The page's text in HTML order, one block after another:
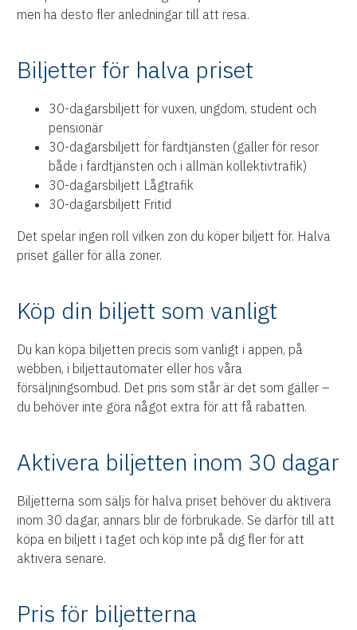
men ha desto fler anledningar till att resa.
Biljetter för halva priset
30-dagarsbiljett för vuxen, ungdom, student och
pensionär
30-dagarsbiljett för färdtjänsten (gäller för resor
både i färdtjänsten och i allmän kollektivtrafik)
30-dagarsbiljett Lågtrafik
30-dagarsbiljett Fritid
Det spelar ingen roll vilken zon du köper biljett för. Halva
priset gäller för alla zoner.
Köp din biljett som vanligt
Du kan köpa biljetten precis som vanligt i appen, på
webben, i biljettautomater eller hos våra
försäljningsombud. Det pris som står är det som gäller –
du behöver inte göra något extra för att få rabatten.
Aktivera biljetten inom 30 dagar
Biljetterna som säljs för halva priset behöver du aktivera
inom 30 dagar, annars blir de förbrukade. Se därför till att
köpa en biljett i taget och köp inte på dig fler för att
aktivera senare.
Pris för biljetterna